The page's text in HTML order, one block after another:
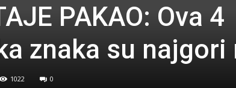
PAKAO: Ova 4
znaka su najgori
1022 0